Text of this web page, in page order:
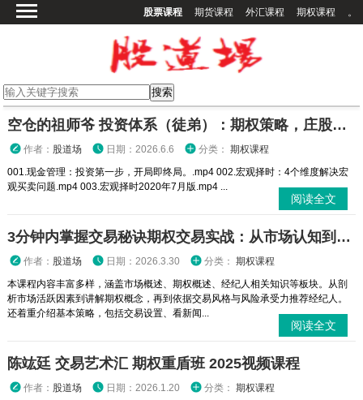
股票课程 期货课程 外汇课程 期权课程 。
期货课程
期权课程
外汇课程
高校课程
空仓的祖师爷 投资体系（徒弟）：期权策略，庄股策略
作者： 股道场 日期：2026.6.6 分类： 期权课程
001.现金管理：投资第一步，开局即终局。.mp4 002.宏观择时：4个维度解决宏
观买卖问题.mp4 003.宏观择时2020年7月版.mp4 ...
阅读全文
3分钟内掌握交易秘诀期权交易实战：从市场认知到策略执行全攻略
作者： 股道场 日期：2026.3.30 分类： 期权课程
本课程内容丰富多样，涵盖市场概述、期权概述、经纪人相关知识等板块。从剖
析市场活跃因素到讲解期权概念，再到依据交易风格与风险承受力推荐经纪人。
还着重介绍基本策略，包括交易设置、看新闻...
阅读全文
陈竑廷 交易艺术汇 期权重盾班 2025视频课程
作者： 股道场 日期：2026.1.20 分类： 期权课程